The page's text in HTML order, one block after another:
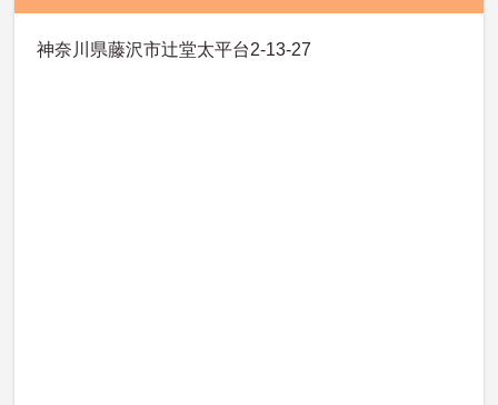
神奈川県藤沢市辻堂太平台2-13-27